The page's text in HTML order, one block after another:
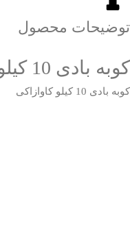
توضیحات محصول
کوبه بادی 10 کیلو کاوازاکی مدل KPT-5
کوبه بادی 10 کیلو کاوازاکی